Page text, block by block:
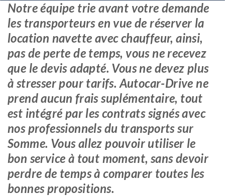
Notre équipe trie avant votre demande
les transporteurs en vue de réserver la
location navette avec chauffeur, ainsi,
pas de perte de temps, vous ne recevez
que le devis adapté. Vous ne devez plus
à stresser pour tarifs. Autocar-Drive ne
prend aucun frais suplémentaire, tout
est intégré par les contrats signés avec
nos professionnels du transports sur
Somme. Vous allez pouvoir utiliser le
bon service à tout moment, sans devoir
perdre de temps à comparer toutes les
bonnes propositions.